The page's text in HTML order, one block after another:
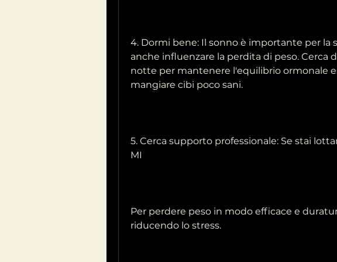
4. Dormi bene: Il sonno è importante per la
anche influenzare la perdita di peso. Cerca
notte per mantenere l'equilibrio ormonale
mangiare cibi poco sani.
5. Cerca supporto professionale: Se stai
MI
Per perdere peso in modo efficace e
riducendo lo stress.